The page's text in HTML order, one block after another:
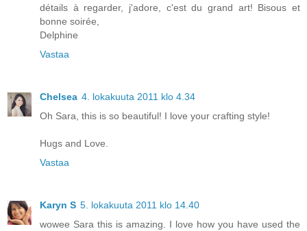
détails à regarder, j'adore, c'est du grand art! Bisous et
bonne soirée,
Delphine
Vastaa
Chelsea 4. lokakuuta 2011 klo 4.34
Oh Sara, this is so beautiful! I love your crafting style!
Hugs and Love.
Vastaa
Karyn S 5. lokakuuta 2011 klo 14.40
wowee Sara this is amazing. I love how you have used the